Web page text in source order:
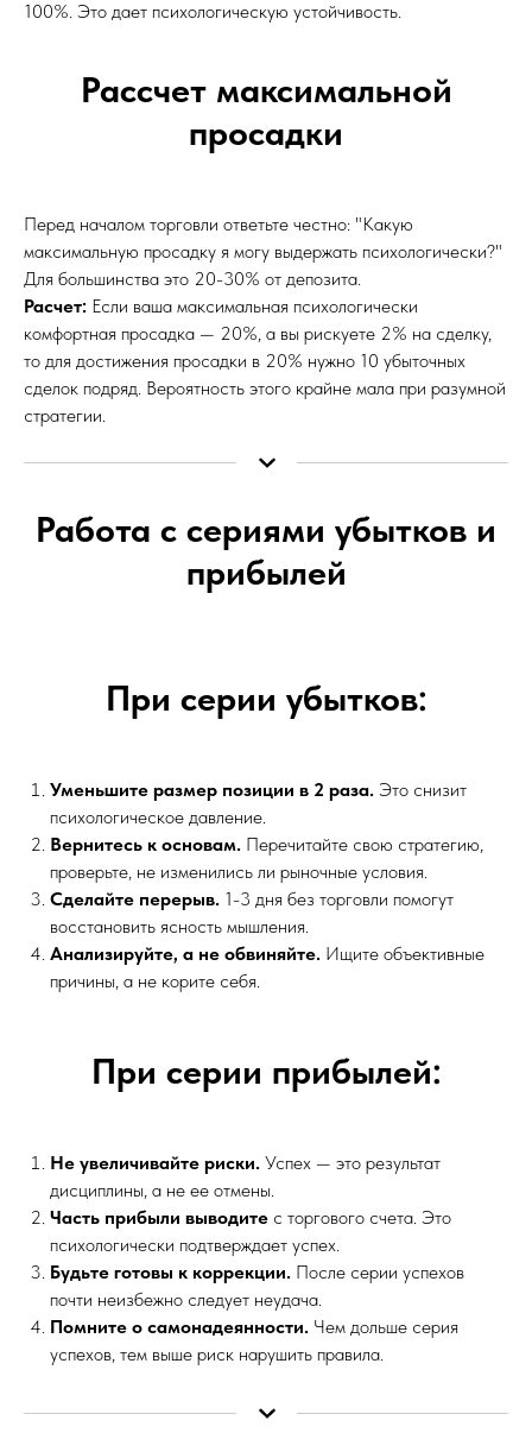
100%. Это дает психологическую устойчивость.
Рассчет максимальной
просадки
Перед началом торговли ответьте честно: "Какую
максимальную просадку я могу выдержать психологически?"
Для большинства это 20-30% от депозита.
Расчет: Если ваша максимальная психологически
комфортная просадка — 20%, а вы рискуете 2% на сделку,
то для достижения просадки в 20% нужно 10 убыточных
сделок подряд. Вероятность этого крайне мала при разумной
стратегии.
Работа с сериями убытков и
прибылей
При серии убытков:
Уменьшите размер позиции в 2 раза. Это снизит
психологическое давление.
Вернитесь к основам. Перечитайте свою стратегию,
проверьте, не изменились ли рыночные условия.
Сделайте перерыв. 1-3 дня без торговли помогут
восстановить ясность мышления.
Анализируйте, а не обвиняйте. Ищите объективные
причины, а не корите себя.
При серии прибылей:
Не увеличивайте риски. Успех — это результат
дисциплины, а не ее отмены.
Часть прибыли выводите с торгового счета. Это
психологически подтверждает успех.
Будьте готовы к коррекции. После серии успехов
почти неизбежно следует неудача.
Помните о самонадеянности. Чем дольше серия
успехов, тем выше риск нарушить правила.